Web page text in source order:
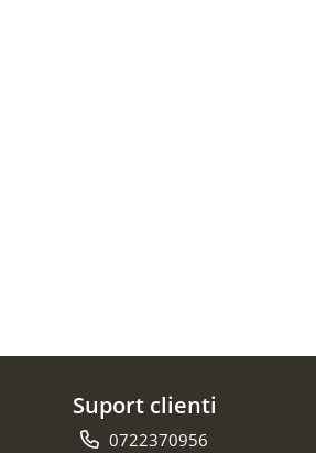
Suport clienti
0722370956